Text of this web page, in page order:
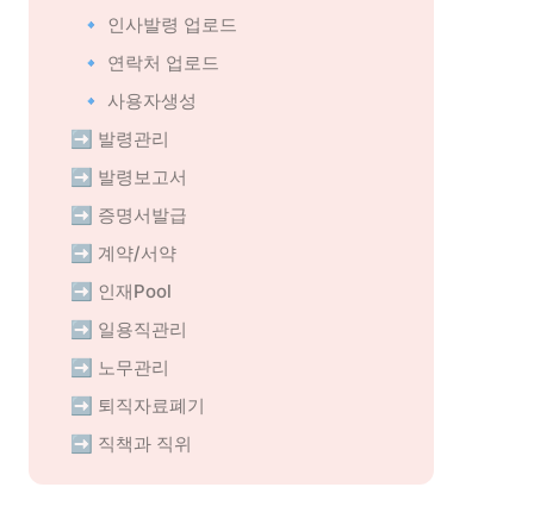
🔹 인사발령 업로드
🔹 연락처 업로드
🔹 사용자생성
➡️ 발령관리
➡️ 발령보고서
➡️ 증명서발급
➡️ 계약/서약
➡️ 인재Pool
➡️ 일용직관리
➡️ 노무관리
➡️ 퇴직자료폐기
➡️ 직책과 직위